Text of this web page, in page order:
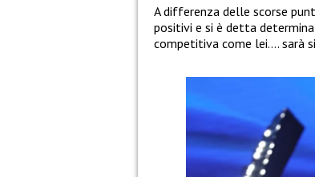
A differenza delle scorse
positivi e si è detta
competitiva come lei…. sarà